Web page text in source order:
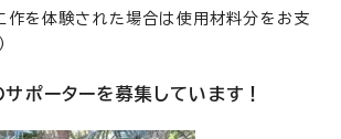
作を体験された場合は使用材料分をお支
サポーターを募集しています！